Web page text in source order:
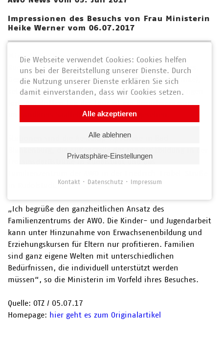
Impressionen des Besuchs von Frau Ministerin
Heike Werner vom 06.07.2017
Ministerin besucht Landkreis
Rudolstadt. Thüringens Ministerin für Arbeit, Soziales,
Gesundheit, Frauen und Familie, Heike Werner (Linke),
setzt am Donnerstag ihre Sommertour durch Thüringen
im Landkreis Saalfeld-Rudolstadt vorgesehen.
Stationen sind die Aesculap-Apotheke in Bad
Trommsdorffstraße in Rudolstadt und das
„Ich begrüße den ganzheitlichen Ansatz des
Familienzentrums der AWO. Die Kinder- und Jugendarbeit
kann unter Hinzunahme von Erwachsenenbildung und
Erziehungskursen für Eltern nur profitieren. Familien
sind ganz eigene Welten mit unterschiedlichen
Bedürfnissen, die individuell unterstützt werden
müssen“, so die Ministerin im Vorfeld ihres Besuches.
Quelle: OTZ / 05.07.17
Homepage: hier geht es zum Originalartikel
Die Webseite verwendet Cookies: Cookies helfen
uns bei der Bereitstellung unserer Dienste. Durch
die Nutzung unserer Dienste erklären Sie sich
damit einverstanden, dass wir Cookies setzen.
Alle akzeptieren
Alle ablehnen
Privatsphäre-Einstellungen
Kontakt Datenschutz Impressum